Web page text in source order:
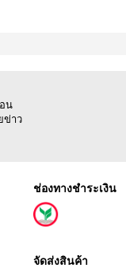
น
ข่าว
ช่องทางชำระเงิน
จัดส่งสินค้า